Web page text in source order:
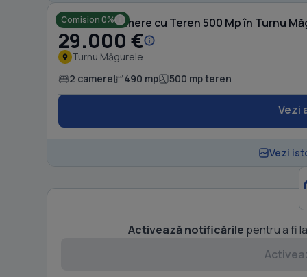
Comision 0%
Casă cu 2 camere cu Teren 500 Mp în Turnu
29.000 €
Turnu Măgurele
2 camere 490 mp 500 mp teren
Vezi
Vezi
Activează notificările pentru a fi